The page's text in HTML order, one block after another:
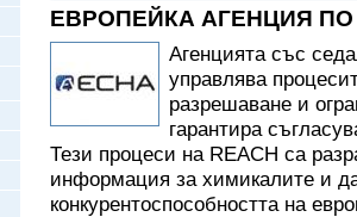
ЕВРОПЕЙКА АГЕНЦИЯ ПО
Агенцията със
управлява
разрешаване и
гарантира
Тези процеси на REACH са
информация за химикалите и
конкурентоспособността на